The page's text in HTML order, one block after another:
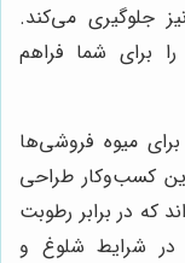
جلوگیری می‌کند.
برای شما فراهم
میوه فروشی‌ها
کسب‌وکار طراحی
که در برابر رطوبت
در شرایط شلوغ و